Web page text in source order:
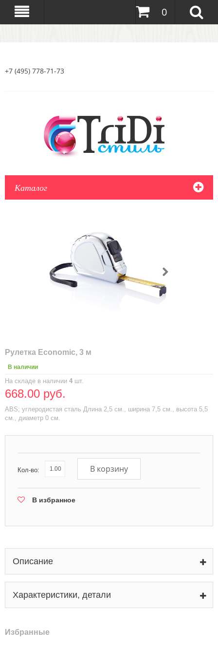
0
+7 (495) 778-71-73
Каталог
Рулетка Economic, 3 м
В наличии
На складе в наличии 4 шт.
668.00 руб.
ABS; углеродистая сталь Длина 2,5 см., ширина 7,5 см., высота 5,5
см., диаметр 0 см.
Кол-во: В корзину
В избранное
Описание
Характеристики, детали
Избранные